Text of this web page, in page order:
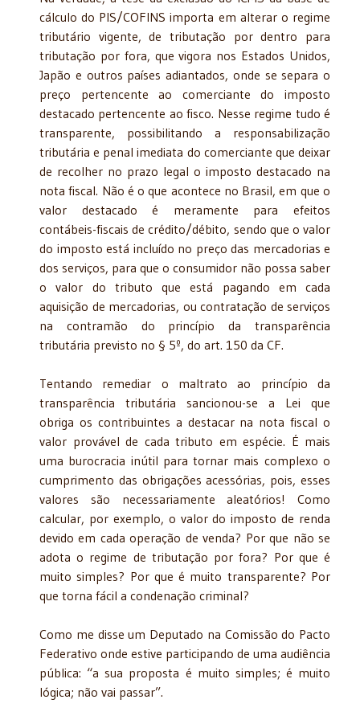
cálculo do PIS/COFINS importa em alterar o regime
tributário vigente, de tributação por dentro para
tributação por fora, que vigora nos Estados Unidos,
Japão e outros países adiantados, onde se separa o
preço pertencente ao comerciante do imposto
destacado pertencente ao fisco. Nesse regime tudo é
transparente, possibilitando a responsabilização
tributária e penal imediata do comerciante que deixar
de recolher no prazo legal o imposto destacado na
nota fiscal. Não é o que acontece no Brasil, em que o
valor destacado é meramente para efeitos
contábeis-fiscais de crédito/débito, sendo que o valor
do imposto está incluído no preço das mercadorias e
dos serviços, para que o consumidor não possa saber
o valor do tributo que está pagando em cada
aquisição de mercadorias, ou contratação de serviços
na contramão do princípio da transparência
tributária previsto no § 5º, do art. 150 da CF.
Tentando remediar o maltrato ao princípio da
transparência tributária sancionou-se a Lei que
obriga os contribuintes a destacar na nota fiscal o
valor provável de cada tributo em espécie. É mais
uma burocracia inútil para tornar mais complexo o
cumprimento das obrigações acessórias, pois, esses
valores são necessariamente aleatórios! Como
calcular, por exemplo, o valor do imposto de renda
devido em cada operação de venda? Por que não se
adota o regime de tributação por fora? Por que é
muito simples? Por que é muito transparente? Por
que torna fácil a condenação criminal?
Como me disse um Deputado na Comissão do Pacto
Federativo onde estive participando de uma audiência
pública: “a sua proposta é muito simples; é muito
lógica; não vai passar”.